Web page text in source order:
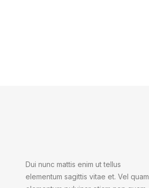
Dui nunc mattis enim ut tellus
elementum sagittis vitae et. Vel quam